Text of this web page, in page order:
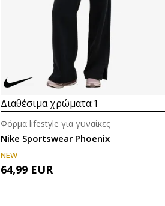
Διαθέσιμα χρώματα:1
Nike Sportswear Phoenix
Φόρμα lifestyle για γυναίκες
NEW
64,99 EUR